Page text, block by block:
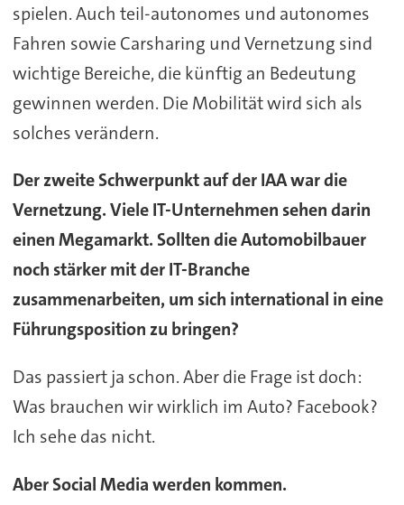
spielen. Auch teil-autonomes und autonomes
Fahren sowie Carsharing und Vernetzung sind
wichtige Bereiche, die künftig an Bedeutung
gewinnen werden. Die Mobilität wird sich als
solches verändern.
Der zweite Schwerpunkt auf der IAA war die
Vernetzung. Viele IT-Unternehmen sehen darin
einen Megamarkt. Sollten die Automobilbauer
noch stärker mit der IT-Branche
zusammenarbeiten, um sich international in eine
Führungsposition zu bringen?
Das passiert ja schon. Aber die Frage ist doch:
Was brauchen wir wirklich im Auto? Facebook?
Ich sehe das nicht.
Aber Social Media werden kommen.